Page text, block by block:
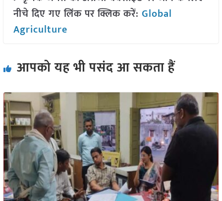
नीचे दिए गए लिंक पर क्लिक करें: Global
Agriculture
आपको यह भी पसंद आ सकता हैं